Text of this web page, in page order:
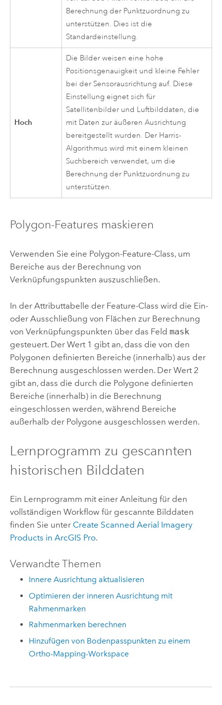
Berechnung der Punktzuordnung zu
unterstützen. Dies ist die
Standardeinstellung.
Hoch
Die Bilder weisen eine hohe
Positionsgenauigkeit und kleine Fehler
bei der Sensorausrichtung auf. Diese
Einstellung eignet sich für
Satellitenbilder und Luftbilddaten, die
mit Daten zur äußeren Ausrichtung
bereitgestellt wurden. Der Harris-
Algorithmus wird mit einem kleinen
Suchbereich verwendet, um die
Berechnung der Punktzuordnung zu
unterstützen.
Polygon-Features maskieren
Verwenden Sie eine Polygon-Feature-Class, um
Bereiche aus der Berechnung von
Verknüpfungspunkten auszuschließen.
In der Attributtabelle der Feature-Class wird die Ein-
oder Ausschließung von Flächen zur Berechnung
von Verknüpfungspunkten über das Feld mask
gesteuert. Der Wert 1 gibt an, dass die von den
Polygonen definierten Bereiche (innerhalb) aus der
Berechnung ausgeschlossen werden. Der Wert 2
gibt an, dass die durch die Polygone definierten
Bereiche (innerhalb) in die Berechnung
eingeschlossen werden, während Bereiche
außerhalb der Polygone ausgeschlossen werden.
Lernprogramm zu gescannten
historischen Bilddaten
Ein Lernprogramm mit einer Anleitung für den
vollständigen Workflow für gescannte Bilddaten
finden Sie unter Create Scanned Aerial Imagery
Products in ArcGIS Pro.
Verwandte Themen
Innere Ausrichtung aktualisieren
Optimieren der inneren Ausrichtung mit
Rahmenmarken
Rahmenmarken berechnen
Hinzufügen von Bodenpasspunkten zu einem
Ortho-Mapping-Workspace